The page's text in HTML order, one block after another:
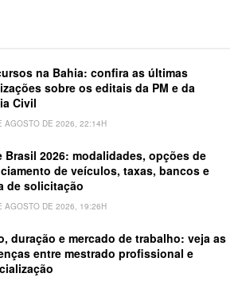
na Bahia: confira as últimas
sobre os editais da PM e da
Civil
AGOSTO DE 2026, 22:14H
Brasil 2026: modalidades, opções de
de veículos, taxas, bancos e
de solicitação
AGOSTO DE 2026, 19:26H
duração e mercado de trabalho: veja as
entre mestrado profissional e